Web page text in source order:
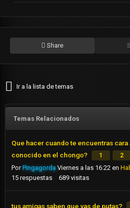
Share
Ir a la lista de temas
Temas Relacionados
Que hacer cuando te encuentras cara
conocido en el chongo?
1 2
PorPingagorda Viernes a las 16:22 en
15 respuestas 689 visitas
tus amigas saben que vas de putas?